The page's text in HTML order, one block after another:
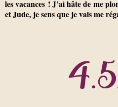
les vacances ! J’ai hâte de me
et Jude, je sens que je vais me